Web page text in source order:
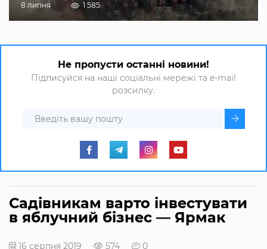
8 липня 1 585
Не пропусти останні новини!
Підписуйся на наші соціальні мережі та e-mail
розсилку.
Садівникам варто інвестувати
в яблучний бізнес — Ярмак
16 серпня 2019 574 0